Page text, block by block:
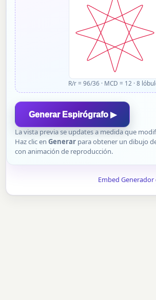
R/r = 96/36 · MCD = 12 ·8
Generar Espirógrafo ▶
La vista previa se updates a medida que
Haz clic enGenerar para obtener un dibujo
con animación de reproducción.
Embed